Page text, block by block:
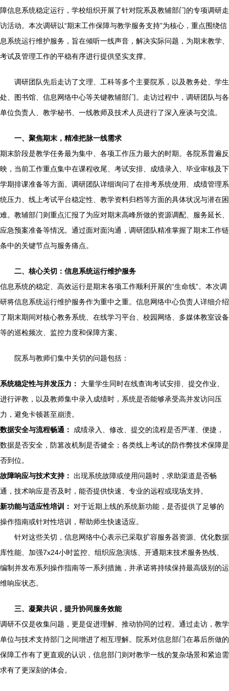
障信息系统稳定运行，学校组织开展了针对院系及教辅部门的专项调研走
访活动。本次调研以“期末工作保障与教学服务支持”为核心，重点围绕信
息系统运行维护服务，旨在倾听一线声音，解决实际问题，为期末教学、
考试及管理工作的平稳有序进行提供坚实支撑。
调研团队先后走访了文理、工科等多个主要院系，以及教务处、学生
处、图书馆、信息网络中心等关键教辅部门。走访过程中，调研团队与各
单位负责人、教学秘书、一线教师及技术人员进行了深入座谈与交流。
一、聚焦期末，精准把脉一线需求
期末阶段是教学任务最为集中、各项工作压力最大的时期。各院系普遍反
映，当前工作重点集中在课程收尾、考试安排、成绩录入、毕业审核及下
学期排课准备等方面。调研团队详细询问了在排考系统使用、成绩管理系
统压力、线上考试平台稳定性、教学资料归档等方面的具体状况与潜在困
难。教辅部门则重点汇报了为应对期末高峰所做的资源调配、服务延长、
应急预案准备等情况。通过面对面沟通，调研团队精准掌握了期末工作链
条中的关键节点与服务痛点。
二、核心关切：信息系统运行维护服务
信息系统的稳定、高效运行是期末各项工作顺利开展的“生命线”。本次调
研将信息系统运行维护服务作为重中之重。信息网络中心负责人详细介绍
了期末期间对核心教务系统、在线学习平台、校园网络、多媒体教室设备
等的巡检频次、监控力度和保障方案。
院系与教师们集中关切的问题包括：
系统稳定性与并发压力：
大量学生同时在线查询考试安排、提交作业、
进行评教，以及教师集中录入成绩时，系统是否能够承受高并发访问压
力，避免卡顿甚至崩溃。
数据安全与流程畅通：
成绩录入、修改、提交的流程是否严谨、便捷，
数据是否安全，防篡改机制是否健全；各类线上考试的防作弊技术保障是
否到位。
故障响应与技术支持： 出现系统故障或使用问题时，求助渠道是否畅
通，技术响应是否及时，能否提供快速、专业的远程或现场支持。
新功能与适应性培训： 对于近期上线的系统新功能，是否提供了足够的
操作指南或针对性培训，帮助师生快速适应。
针对这些关切，信息网络中心表示已采取扩容服务器资源、优化数据
库性能、加强7x24小时监控、组织应急演练、开通期末技术服务热线、
编制并发布系列操作指南等一系列措施，并承诺将持续保持最高级别的运
维响应状态。
三、凝聚共识，提升协同服务效能
调研不仅是收集问题，更是促进理解、推动协同的过程。通过走访，教学
单位与技术支持部门之间增进了相互理解。院系对信息部门在幕后所做的
保障工作有了更直观的认识，信息部门则对教学一线的复杂场景和紧迫需
求有了更深刻的体会。